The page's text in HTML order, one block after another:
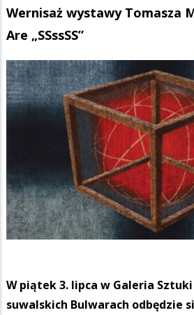
Wernisaż wystawy Tomasza
Are „SSssSS”
W piątek 3. lipca w Galeria
suwalskich Bulwarach odbędzie